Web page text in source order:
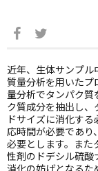
近年、生体サンプル
質量分析を用いたプ
量分析でタンパク
ク質成分を抽出し
ドサイズに消化す
応時間が必要であり
必要とします。また
性剤のドデシル硫酸
消化の妨げとなるた